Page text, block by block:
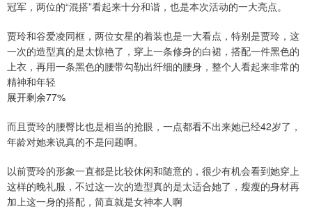
冠军，两位的“混搭”看起来十分和谐，也是本次活动的一大亮点。
贾玲和谷爱凌同框，两位女星的着装也是一大看点，特别是贾玲，这
一次的造型真的是太惊艳了，穿上一条修身的白裙，搭配一件黑色的
上衣，再用一条黑色的腰带勾勒出纤细的腰身，整个人看起来非常的
精神和年轻
展开剩余77%
而且贾玲的腰臀比也是相当的抢眼，一点都看不出来她已经42岁了，
年龄对她来说真的不是问题啊。
以前贾玲的形象一直都是比较休闲和随意的，很少有机会看到她穿上
这样的晚礼服，不过这一次的造型真的是太适合她了，瘦瘦的身材再
加上这一身的搭配，简直就是女神本人啊